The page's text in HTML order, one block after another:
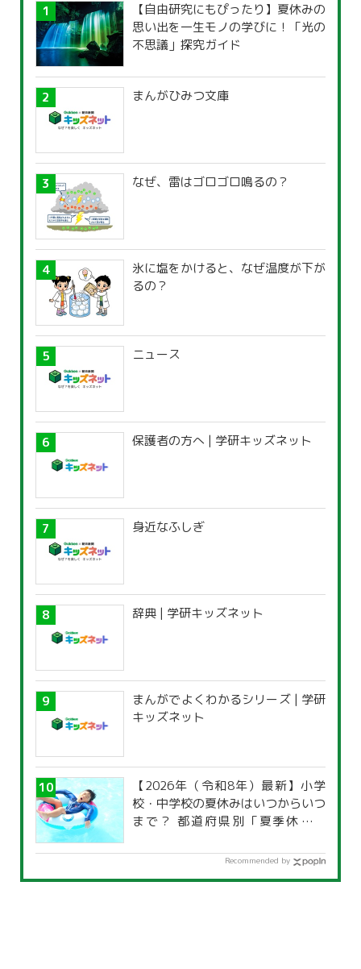
【自由研究にもぴったり】夏休みの
思い出を一生モノの学びに！「光の
不思議」探究ガイド
まんがひみつ文庫
なぜ、雷はゴロゴロ鳴るの？
氷に塩をかけると、なぜ温度が下が
るの？
ニュース
保護者の方へ | 学研キッズネット
身近なふしぎ
辞典 | 学研キッズネット
まんがでよくわかるシリーズ | 学研
キッズネット
【2026年（令和8年）最新】小学
校・中学校の夏休みはいつからいつ
まで？ 都道府県別「夏季休暇一
Recommended by